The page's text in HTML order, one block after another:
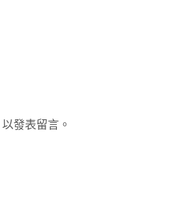
以發表留言。